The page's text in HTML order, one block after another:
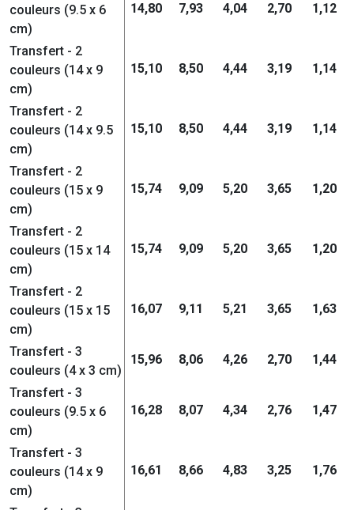
couleurs (9.5 x 6
cm)
14,80 7,93 4,04 2,70 1,12
Transfert - 2
couleurs (14 x 9
cm)
15,10 8,50 4,44 3,19 1,14
Transfert - 2
couleurs (14 x 9.5
cm)
15,10 8,50 4,44 3,19 1,14
Transfert - 2
couleurs (15 x 9
cm)
15,74 9,09 5,20 3,65 1,20
Transfert - 2
couleurs (15 x 14
cm)
15,74 9,09 5,20 3,65 1,20
Transfert - 2
couleurs (15 x 15
cm)
16,07 9,11 5,21 3,65 1,63
Transfert - 3
couleurs (4 x 3 cm)
15,96 8,06 4,26 2,70 1,44
Transfert - 3
couleurs (9.5 x 6
cm)
16,28 8,07 4,34 2,76 1,47
Transfert - 3
couleurs (14 x 9
cm)
16,61 8,66 4,83 3,25 1,76